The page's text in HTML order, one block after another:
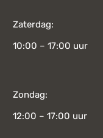
Zaterdag:
10:00 – 17:00 uur
Zondag:
12:00 – 17:00 uur